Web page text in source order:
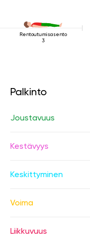
Rentoutumisasento
3
Palkinto
Joustavuus
Kestävyys
Keskittyminen
Voima
Liikkuvuus